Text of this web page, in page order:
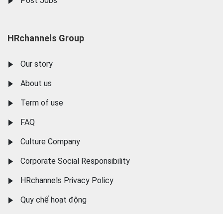
HRchannels Group
Our story
About us
Term of use
FAQ
Culture Company
Corporate Social Responsibility
HRchannels Privacy Policy
Quy chế hoạt động